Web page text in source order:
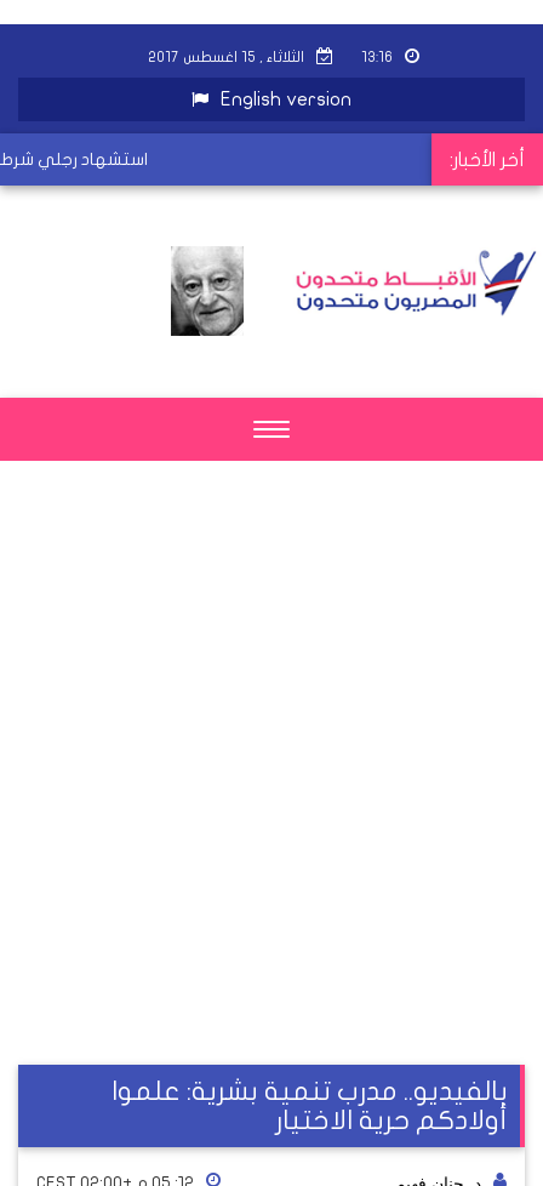
١٣:١٦ الثلاثاء , ١٥ اغسطس ٢٠١٧
English version
أخر الأخبار: استشهاد رجلي
Toggle
بالفيديو.. مدرب تنمية بشرية: علموا
أولادكم حرية الاختيار